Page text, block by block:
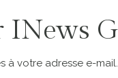
INews
à votre adresse e-mail.